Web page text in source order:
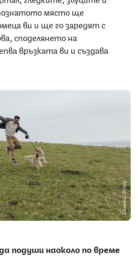
място ще
ви и ще го заредят с
споделянето на
връзката ви и създава
Снимка: iStock
подуши наоколо по време